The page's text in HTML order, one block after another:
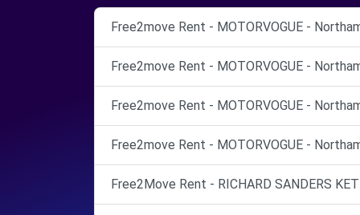
Free2move Rent - MOTORVOGUE -
Free2move Rent - MOTORVOGUE -
Free2move Rent - MOTORVOGUE -
Free2move Rent - MOTORVOGUE -
Free2Move Rent - RICHARD SANDERS